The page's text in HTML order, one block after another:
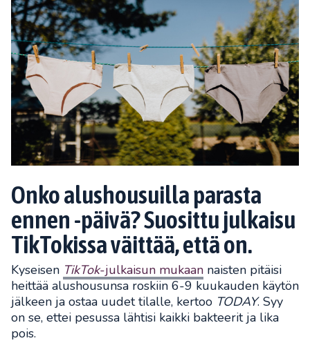
Onko alushousuilla parasta
ennen -päivä? Suosittu julkaisu
TikTokissa väittää, että on.
Kyseisen TikTok-julkaisun mukaan naisten pitäisi
heittää alushousunsa roskiin 6-9 kuukauden käytön
jälkeen ja ostaa uudet tilalle, kertoo TODAY. Syy
on se, ettei pesussa lähtisi kaikki bakteerit ja lika
pois.